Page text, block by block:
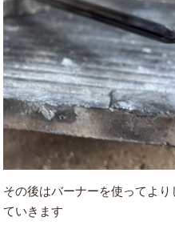
その後はバーナーを使ってよ
ていきます